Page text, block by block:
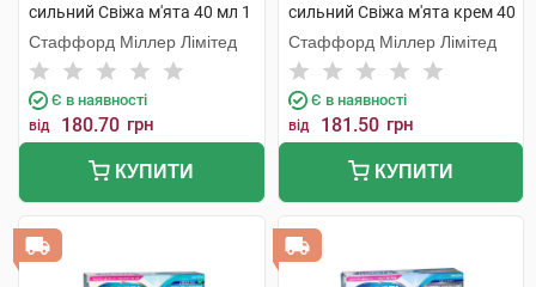
сильний Свіжа м'ята 40 мл 1
туба
Стаффорд Міллер Лімітед
Є в наявності
від 180.70 грн
КУПИТИ
сильний Свіжа м'ята крем 40
мл 1 туба
Стаффорд Міллер Лімітед
Є в наявності
від 181.50 грн
КУПИТИ